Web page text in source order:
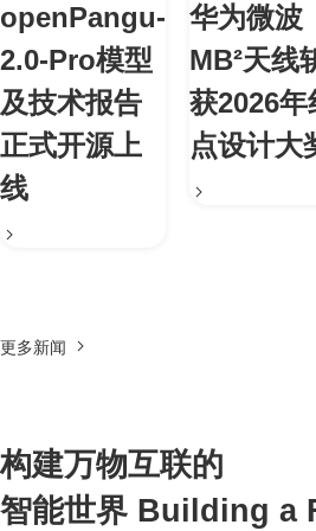
openPangu-
2.0-Pro模型
及技术报告
正式开源上
线
华为微波
MB²天线
获2026年
点设计大
更多新闻
构建万物互联的
智能世界 Building a